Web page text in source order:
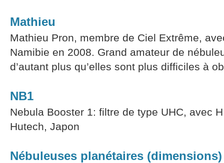
Mathieu
Mathieu Pron, membre de Ciel Extrême,
Namibie en 2008. Grand amateur de
d’autant plus qu’elles sont plus difficiles à
NB1
Nebula Booster 1: filtre de type UHC, avec
Hutech, Japon
Nébuleuses planétaires (dimensions)